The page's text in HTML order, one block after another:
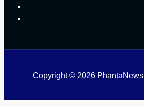
Copyright © 2026 PhantaNews